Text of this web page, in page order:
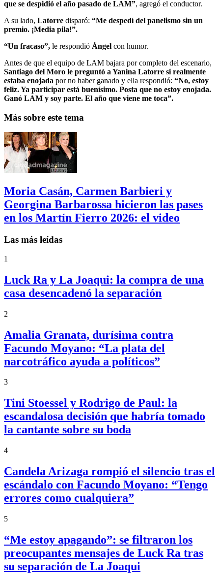
que se despidió el año pasado de LAM”, agregó el conductor.
A su lado, Latorre disparó: “Me despedí del panelismo sin un
premio. ¡Media pila!”.
“Un fracaso”, le respondió Ángel con humor.
Antes de que el equipo de LAM bajara por completo del escenario,
Santiago del Moro le preguntó a Yanina Latorre si realmente
estaba enojada por no haber ganado y ella respondió: “No, estoy
feliz. Ya participar está buenísimo. Posta que no estoy enojada.
Ganó LAM y soy parte. El año que viene me toca”.
Más sobre este tema
Moria Casán, Carmen Barbieri y
Georgina Barbarossa hicieron las pases
en los Martín Fierro 2026: el video
Las más leídas
1
Luck Ra y La Joaqui: la compra de una
casa desencadenó la separación
2
Amalia Granata, durísima contra
Facundo Moyano: “La plata del
narcotráfico ayuda a políticos”
3
Tini Stoessel y Rodrigo de Paul: la
escandalosa decisión que habría tomado
la cantante sobre su boda
4
Candela Arizaga rompió el silencio tras el
escándalo con Facundo Moyano: “Tengo
errores como cualquiera”
5
“Me estoy apagando”: se filtraron los
preocupantes mensajes de Luck Ra tras
su separación de La Joaqui